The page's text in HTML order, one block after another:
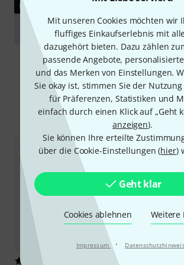
Mit unseren Cookies möchten wir
fluffiges Einkaufserlebnis mit
dazugehört bieten. Dazu zählen
passende Angebote,
und das Merken von Einstellungen.
Sie okay ist, stimmen Sie der Nutzung
für Präferenzen, Statistiken und
einfach durch einen Klick auf „Geht
anzeigen).
Sie können Ihre erteilte
über die Cookie-Einstellungen (hier)
Geht klar
Cookies ablehnen Weitere
Impressum ·
RATGEBER
Drumfelle
Alternativen